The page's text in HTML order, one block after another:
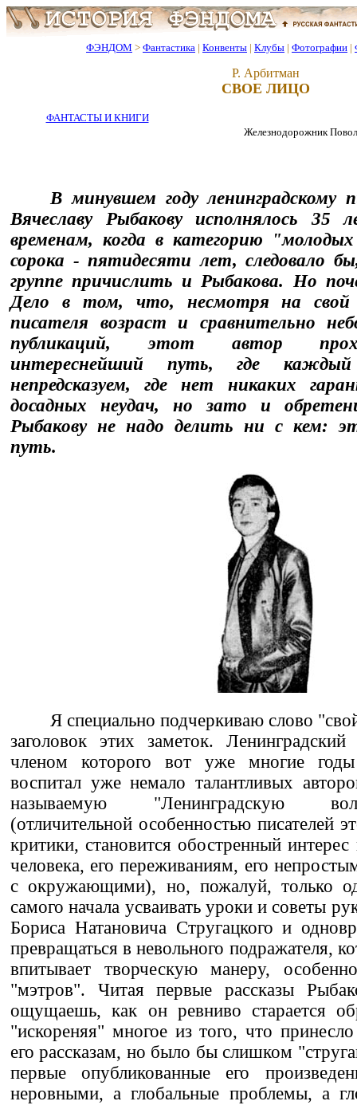
ФЭНДОМ > Фантастика | Конвенты | Клубы | Фотографии |
Р. Арбитман
СВОЕ ЛИЦО
ФАНТАСТЫ И КНИГИ
Железнодорожник
В минувшем году ленинградскому
Вячеславу Рыбакову исполнялось
временам, когда в категорию
сорока - пятидесяти лет, следовало
группе причислить и Рыбакова. Но
Дело в том, что, несмотря на свой
писателя возраст и сравнительно
публикаций, этот автор
интереснейший путь, где
непредсказуем, где нет никаких
досадных неудач, но зато и
Рыбакову не надо делить ни с кем:
путь.
Я специально подчеркиваю слово
заголовок этих заметок.
членом которого вот уже многие годы
воспитал уже немало талантливых
называемую "Ленинградскую
(отличительной особенностью писателей
критики, становится обостренный
человека, его переживаниям, его
с окружающими), но, пожалуй, только
самого начала усваивать уроки и советы
Бориса Натановича Стругацкого и
превращаться в невольного подражателя,
впитывает творческую манеру,
"мэтров". Читая первые рассказы
ощущаешь, как он ревниво старается
"искореняя" многое из того, что
его рассказам, но было бы слишком
первые опубликованные его
неровными, а глобальные проблемы, а